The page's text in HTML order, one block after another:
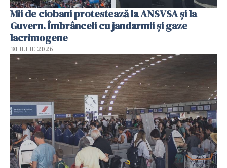
Mii de ciobani protestează la ANSVSA și la
Guvern. Îmbrânceli cu jandarmii și gaze
lacrimogene
30 IULIE 2026